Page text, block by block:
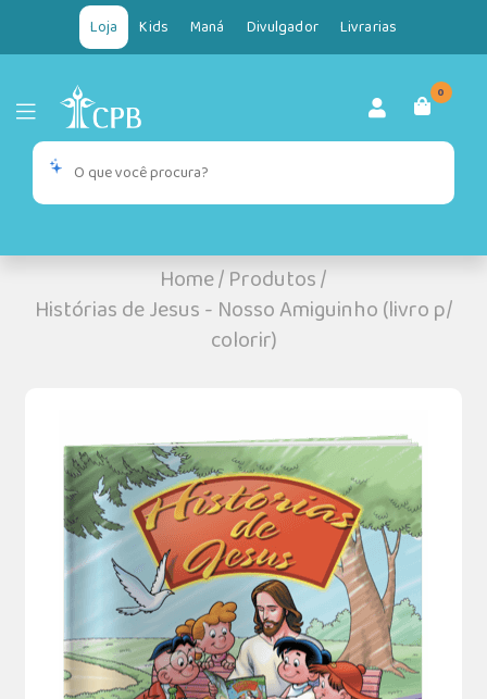
Loja Kids Maná Divulgador Livrarias
0
Home/Produtos/
Histórias de Jesus - Nosso Amiguinho (livro p/
colorir)